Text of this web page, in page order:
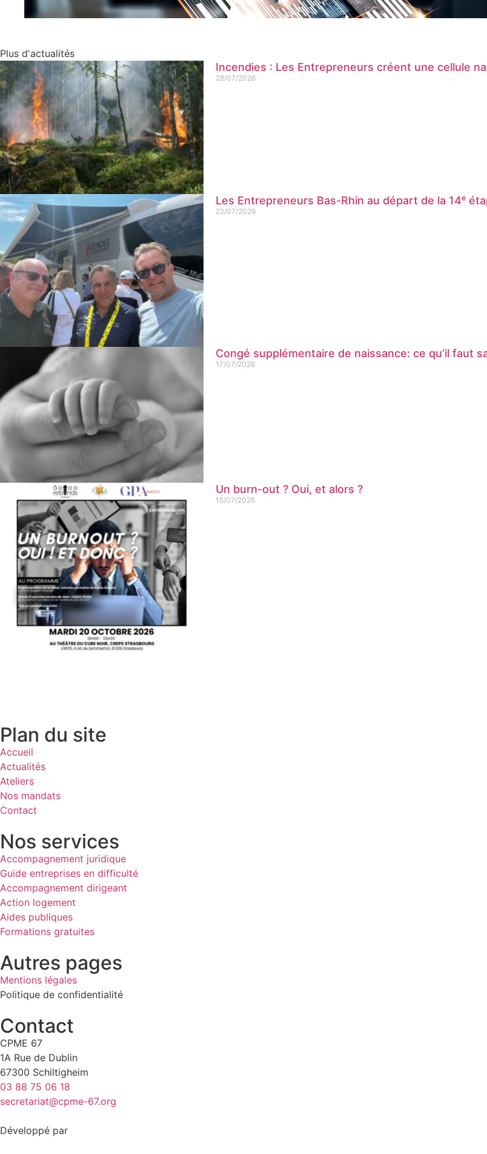
Plus d'actualités
Incendies : Les Entrepreneurs créent une cellule
28/07/2026
Les Entrepreneurs Bas-Rhin au départ de la 14ᵉ
22/07/2026
Congé supplémentaire de naissance: ce qu’il faut
17/07/2026
Un burn-out ? Oui, et alors ?
15/07/2026
Plan du site
Accueil
Actualités
Ateliers
Nos mandats
Contact
Nos services
Accompagnement juridique
Guide entreprises en difficulté
Accompagnement dirigeant
Action logement
Aides publiques
Formations gratuites
Autres pages
Mentions légales
Politique de confidentialité
Contact
CPME 67
1A Rue de Dublin
67300 Schiltigheim
03 88 75 06 18
secretariat@cpme-67.org
Développé par